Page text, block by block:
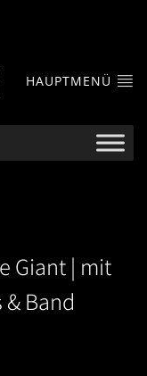
HAUPTMENÜ
Giant | mit
Band